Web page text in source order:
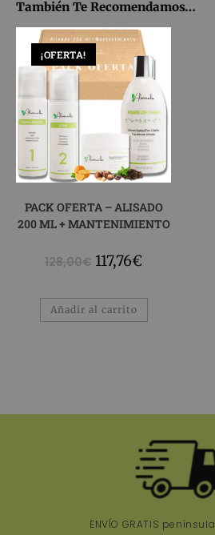
También Te Recomendamos…
¡OFERTA!
PACK OFERTA – ALISADO
200 ML + MANTENIMIENTO
128,00€ 117,76€
Añadir al carrito
ENVÍO GRATIS península